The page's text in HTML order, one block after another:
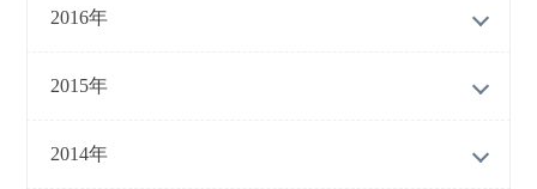
2016年
2015年
2014年